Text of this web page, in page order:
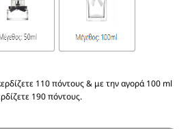
110 πόντους & με την αγορά 100 ml
190 πόντους.